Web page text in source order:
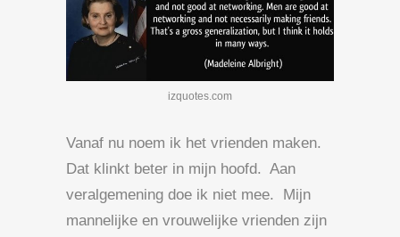
izquotes.com
Vanaf nu noem ik het vrienden maken.
Dat klinkt beter in mijn hoofd. Aan
veralgemening doe ik niet mee. Mijn
mannelijke en vrouwelijke vrienden zijn